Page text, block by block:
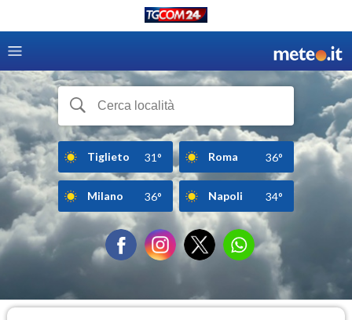
Tiglieto 31° Roma 36°
Milano 36° Napoli 34°